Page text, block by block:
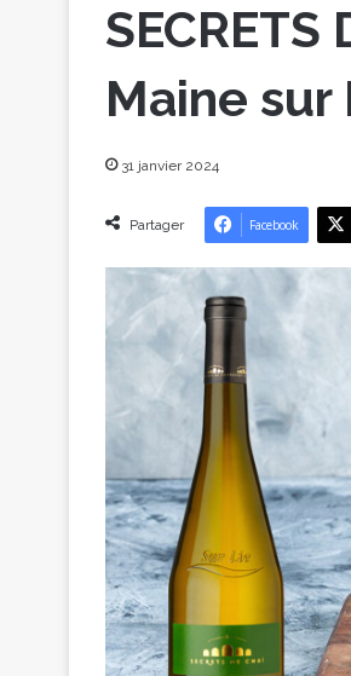
Maine sur
31 janvier 2024
Partager Facebook